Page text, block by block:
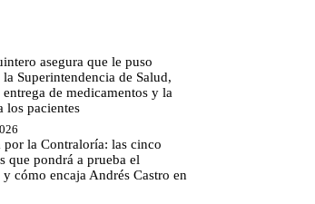
asegura que le puso
la Superintendencia de Salud,
entrega de medicamentos y la
los pacientes
por la Contraloría: las cinco
que pondrá a prueba el
y cómo encaja Andrés Castro en